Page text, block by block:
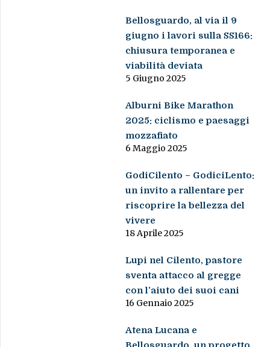
Bellosguardo, al via il 9
giugno i lavori sulla SS166:
chiusura temporanea e
viabilità deviata
5 Giugno 2025
Alburni Bike Marathon
2025: ciclismo e paesaggi
mozzafiato
6 Maggio 2025
GodiCilento – GodiciLento:
un invito a rallentare per
riscoprire la bellezza del
vivere
18 Aprile 2025
Lupi nel Cilento, pastore
sventa attacco al gregge
con l’aiuto dei suoi cani
16 Gennaio 2025
Atena Lucana e